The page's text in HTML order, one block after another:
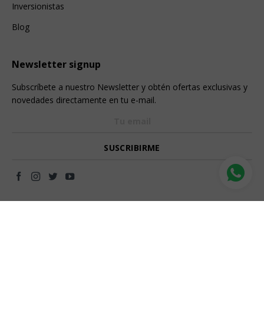
Inversionistas
Blog
Newsletter signup
Subscríbete a nuestro Newsletter y obtén ofertas exclusivas y
novedades directamente en tu e-mail.